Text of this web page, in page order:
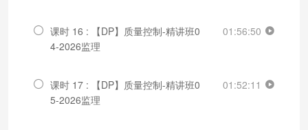
课时 16 : 【DP】质量控制-精讲班0
4-2026监理
01:56:50
课时 17 : 【DP】质量控制-精讲班0
5-2026监理
01:52:11